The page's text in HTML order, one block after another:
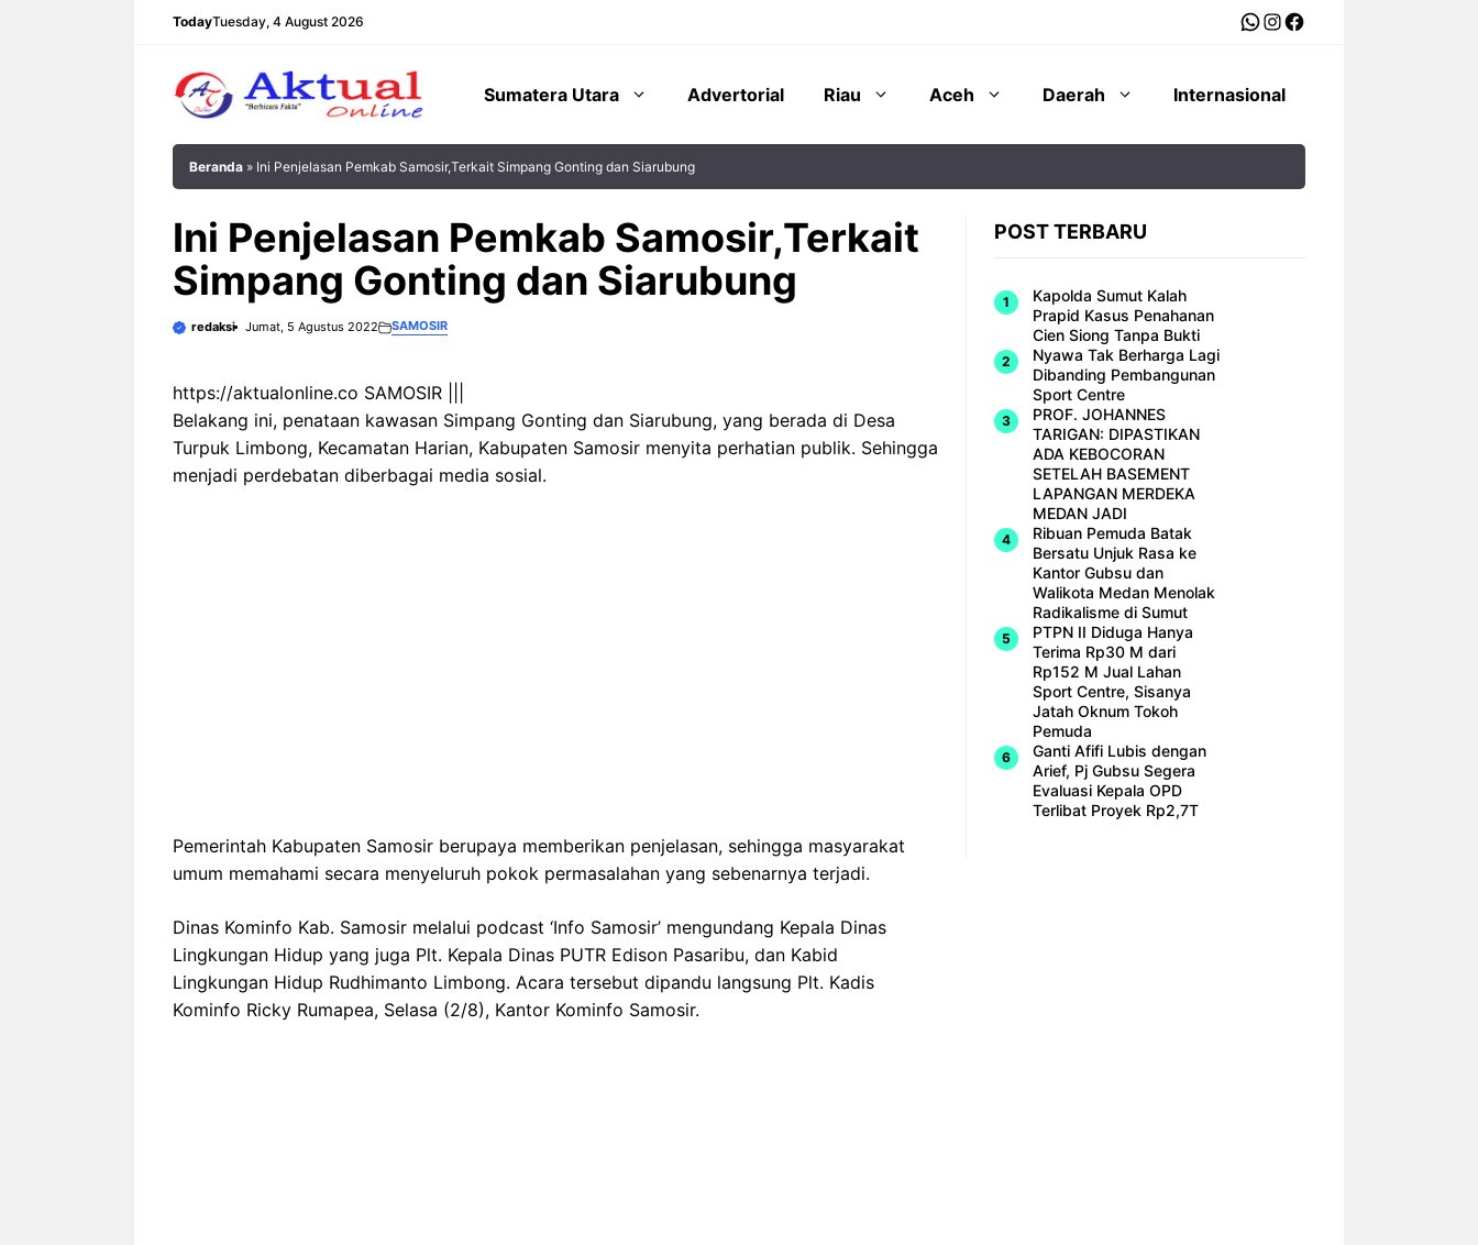
TodayTuesday, 4 August 2026 WhatsApp
Instagram
Facebook
Sumatera Utara Advertorial Riau Aceh Daerah Internasional
Beranda » Ini Penjelasan Pemkab Samosir,Terkait Simpang Gonting dan Siarubung
Ini Penjelasan Pemkab Samosir,Terkait
Simpang Gonting dan Siarubung
redaksi Jumat, 5 Agustus 2022 SAMOSIR
https://aktualonline.co SAMOSIR |||
Belakang ini, penataan kawasan Simpang Gonting dan Siarubung, yang berada di Desa
Turpuk Limbong, Kecamatan Harian, Kabupaten Samosir menyita perhatian publik. Sehingga
menjadi perdebatan diberbagai media sosial.
Pemerintah Kabupaten Samosir berupaya memberikan penjelasan, sehingga masyarakat
umum memahami secara menyeluruh pokok permasalahan yang sebenarnya terjadi.
Dinas Kominfo Kab. Samosir melalui podcast ‘Info Samosir’ mengundang Kepala Dinas
Lingkungan Hidup yang juga Plt. Kepala Dinas PUTR Edison Pasaribu, dan Kabid
Lingkungan Hidup Rudhimanto Limbong. Acara tersebut dipandu langsung Plt. Kadis
Kominfo Ricky Rumapea, Selasa (2/8), Kantor Kominfo Samosir.
POST TERBARU
Kapolda Sumut Kalah
Prapid Kasus Penahanan
Cien Siong Tanpa Bukti
Nyawa Tak Berharga Lagi
Dibanding Pembangunan
Sport Centre
PROF. JOHANNES
TARIGAN: DIPASTIKAN
ADA KEBOCORAN
SETELAH BASEMENT
LAPANGAN MERDEKA
MEDAN JADI
Ribuan Pemuda Batak
Bersatu Unjuk Rasa ke
Kantor Gubsu dan
Walikota Medan Menolak
Radikalisme di Sumut
PTPN II Diduga Hanya
Terima Rp30 M dari
Rp152 M Jual Lahan
Sport Centre, Sisanya
Jatah Oknum Tokoh
Pemuda
Ganti Afifi Lubis dengan
Arief, Pj Gubsu Segera
Evaluasi Kepala OPD
Terlibat Proyek Rp2,7T